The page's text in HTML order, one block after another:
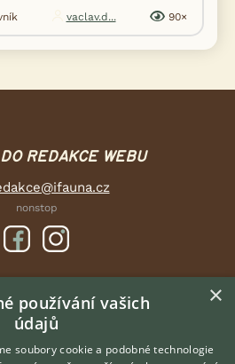
vaclav.d... 90×
REDAKCE WEBU
nonstop
STRÁNKA
INZERCE
DISKUSE
×
používání vašich
údajů
soubory cookie a podobné technologie